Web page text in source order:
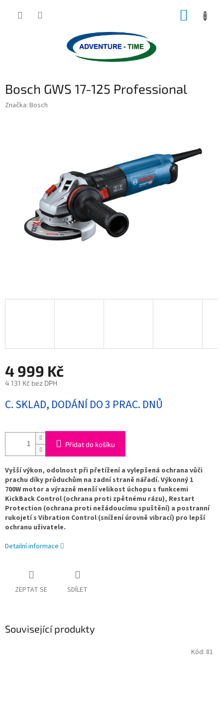
Bosch GWS 17-125 Professional
Značka: Bosch
4 999 Kč
4 131 Kč bez DPH
cena:
C. SKLAD, DODÁNÍ DO 3 PRAC. DNŮ
Přidat do košíku
Vyšší výkon, odolnost při přetížení a vylepšená ochrana vůči
prachu díky průduchům na zadní straně nářadí. Výkonný 1
700W motor a výrazně menší velikost úchopu s funkcemi
KickBack Control (ochrana proti zpětnému rázu), Restart
Protection (ochrana proti nežádoucímu spuštění) a postranní
rukojetí s Vibration Control (snížení úrovně vibrací) pro lepší
ochranu uživatele.
Detailní informace
ZEPTAT SE SDÍLET
Související produkty
Kód: 81